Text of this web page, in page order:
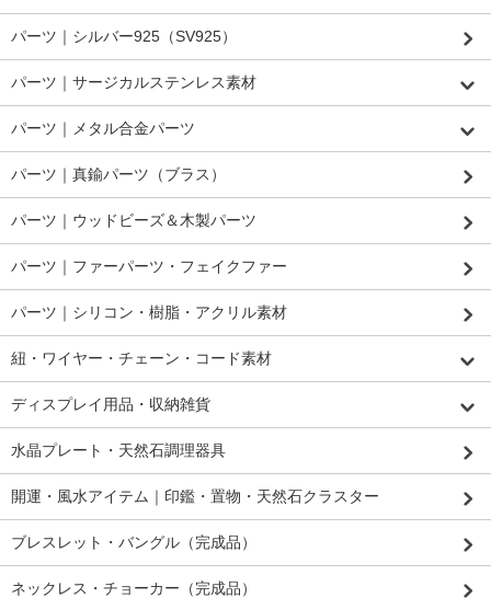
パーツ｜シルバー925（SV925）
パーツ｜サージカルステンレス素材
パーツ｜メタル合金パーツ
パーツ｜真鍮パーツ（ブラス）
パーツ｜ウッドビーズ＆木製パーツ
パーツ｜ファーパーツ・フェイクファー
パーツ｜シリコン・樹脂・アクリル素材
紐・ワイヤー・チェーン・コード素材
ディスプレイ用品・収納雑貨
水晶プレート・天然石調理器具
開運・風水アイテム｜印鑑・置物・天然石クラスター
ブレスレット・バングル（完成品）
ネックレス・チョーカー（完成品）